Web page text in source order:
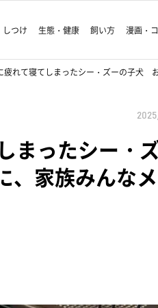
しつけ 生態・健康 飼い方 漫画・
疲れて寝てしまったシー・ズーの子犬
まったシー・
家族みんな